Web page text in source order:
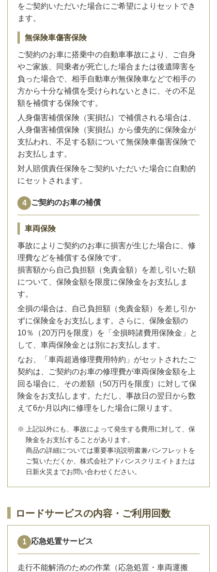
をご契約いただいた場合にご希望によりセットでき
ます。
無保険車傷害保険
ご契約のお車に搭乗中の自動車事故により、ご自身
やご家族、同乗者が死亡した場合または後遺障害を
負った場合で、相手自動車が無保険車などで相手の
方から十分な補償を受けられないときに、その不足
額を補償する保険です。
人身傷害補償保険（実損払）で補償される場合は、
人身傷害補償保険（実損払）から優先的に保険金が
支払われ、不足する額について無保険車傷害保険で
お支払します。
対人賠償責任保険をご契約いただいた場合に自動的
にセットされます。
ご契約のお車の補償
車両保険
事故によりご契約のお車に損害が生じた場合に、修
理費などを補償する保険です。
損害額から自己負担額（免責金額）を差し引いた額
について、保険金額を限度に保険金をお支払しま
す。
全損の場合は、自己負担額（免責金額）を差し引か
ずに保険金をお支払します。さらに、保険金額の
10％（20万円を限度）を「全損時諸費用保険金」と
して、車両保険金とは別にお支払します。
なお、「車両超過修理費用特約」がセットされたご
契約は、ご契約のお車の修理費が車両保険金額を上
回る場合に、その差額（50万円を限度）に対して保
険金をお支払します。ただし、事故日の翌日から数
えて6か月以内に修理をした場合に限ります。
※
上記以外にも、事故によって発生する費用に対して、保
険金をお支払することがあります。
商品の詳細については重要事項説明書兼パンフレットを
ご覧いただくか、株式会社アドバンスクリエイトまたは
日新火災までお問い合わせください。
ロードサービスの内容・ご利用回数
応急処置サービス
走行不能解消のための作業（応急処置・車両運搬